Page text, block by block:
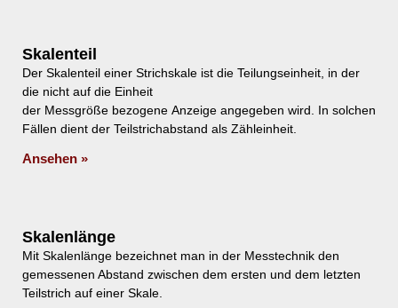
Skalenteil
Der Skalenteil einer Strichskale ist die Teilungseinheit, in der
die nicht auf die Einheit
der Messgröße bezogene Anzeige angegeben wird. In solchen
Fällen dient der Teilstrichabstand als Zähleinheit.
Ansehen »
Skalenlänge
Mit Skalenlänge bezeichnet man in der Messtechnik den
gemessenen Abstand zwischen dem ersten und dem letzten
Teilstrich auf einer Skale.